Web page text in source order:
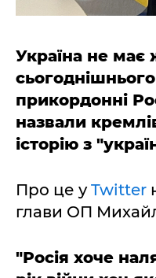
Україна не має
прикордонні
назвали
історію з
Про це уTwitter
глави ОП
"Росія хоче